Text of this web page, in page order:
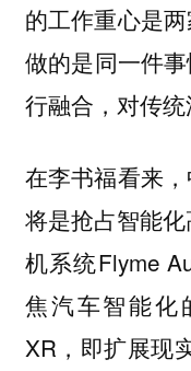
的工作重心是
做的是同一件
行融合，对传统
在李书福看来
将是抢占智能
机系统Flyme
焦汽车智能化
XR，即扩展现